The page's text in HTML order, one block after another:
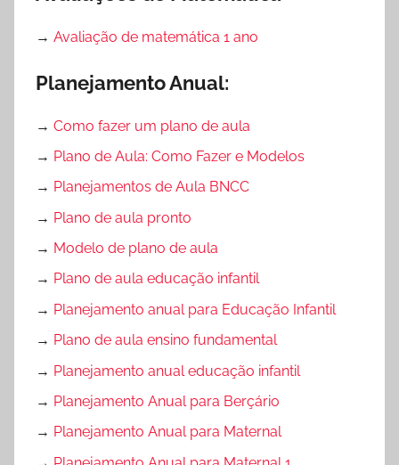
→ Avaliação de matemática 1 ano
Planejamento Anual:
→ Como fazer um plano de aula
→ Plano de Aula: Como Fazer e Modelos
→ Planejamentos de Aula BNCC
→ Plano de aula pronto
→ Modelo de plano de aula
→ Plano de aula educação infantil
→ Planejamento anual para Educação Infantil
→ Plano de aula ensino fundamental
→ Planejamento anual educação infantil
→ Planejamento Anual para Berçário
→ Planejamento Anual para Maternal